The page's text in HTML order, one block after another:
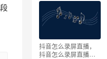
抖音怎么录屏直播，
抖音怎么录屏直播视